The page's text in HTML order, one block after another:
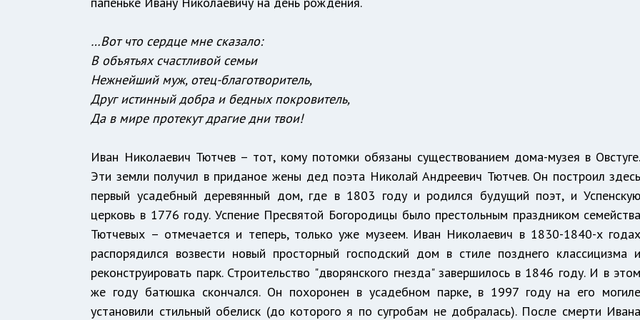
…Вот что сердце мне сказало:
В объятьях счастливой семьи
Нежнейший муж, отец-благотворитель,
Друг истинный добра и бедных покровитель,
Да в мире протекут драгие дни твои!
Иван Николаевич Тютчев – тот, кому потомки обязаны существованием дома-музея в Овстуге.
Эти земли получил в приданое жены дед поэта Николай Андреевич Тютчев. Он построил здесь
первый усадебный деревянный дом, где в 1803 году и родился будущий поэт, и Успенскую
церковь в 1776 году. Успение Пресвятой Богородицы было престольным праздником семейства
Тютчевых – отмечается и теперь, только уже музеем. Иван Николаевич в 1830-1840-х годах
распорядился возвести новый просторный господский дом в стиле позднего классицизма и
реконструировать парк. Строительство "дворянского гнезда" завершилось в 1846 году. И в этом
же году батюшка скончался. Он похоронен в усадебном парке, в 1997 году на его могиле
установили стильный обелиск (до которого я по сугробам не добралась). После смерти Ивана